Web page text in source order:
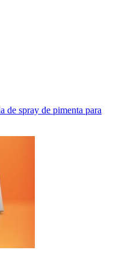
de spray de pimenta para